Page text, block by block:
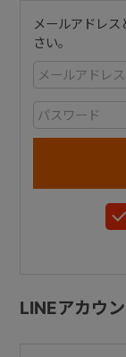
メールアドレ
さい。
LINEアカウ